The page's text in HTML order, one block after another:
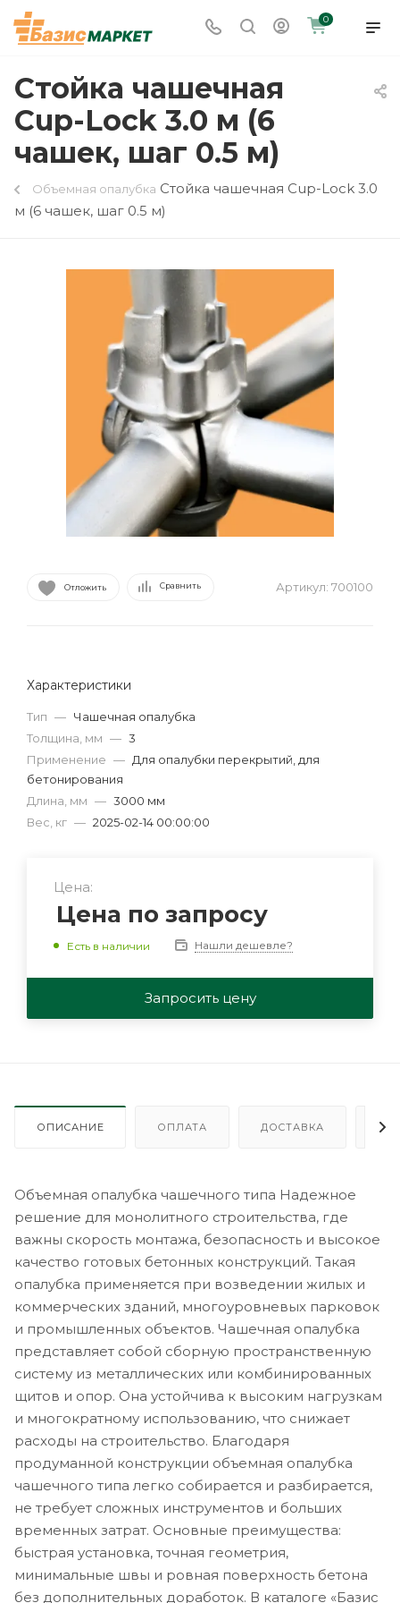
0
Стойка чашечная
Cup-Lock 3.0 м (6
чашек, шаг 0.5 м)
Объемная опалубка Стойка чашечная Cup-Lock 3.0
м (6 чашек, шаг 0.5 м)
Отложить Сравнить Артикул: 700100
Характеристики
Тип — Чашечная опалубка
Толщина, мм — 3
Применение — Для опалубки перекрытий, для
бетонирования
Длина, мм — 3000 мм
Вес, кг — 2025-02-14 00:00:00
Цена:
Цена по запросу
Есть в наличии Нашли дешевле?
Запросить цену
ОПИСАНИЕ ОПЛАТА ДОСТАВКА
Объемная опалубка чашечного типа Надежное
решение для монолитного строительства, где
важны скорость монтажа, безопасность и высокое
качество готовых бетонных конструкций. Такая
опалубка применяется при возведении жилых и
коммерческих зданий, многоуровневых парковок
и промышленных объектов. Чашечная опалубка
представляет собой сборную пространственную
систему из металлических или комбинированных
щитов и опор. Она устойчива к высоким нагрузкам
и многократному использованию, что снижает
расходы на строительство. Благодаря
продуманной конструкции объемная опалубка
чашечного типа легко собирается и разбирается,
не требует сложных инструментов и больших
временных затрат. Основные преимущества:
быстрая установка, точная геометрия,
минимальные швы и ровная поверхность бетона
без дополнительных доработок. В каталоге «Базис